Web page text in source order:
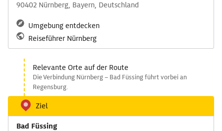
90402 Nürnberg, Bayern, Deutschland
Umgebung entdecken
Reiseführer Nürnberg
Relevante Orte auf der Route
Die Verbindung Nürnberg – Bad Füssing führt vorbei an
Regensburg.
Ziel
Bad Füssing